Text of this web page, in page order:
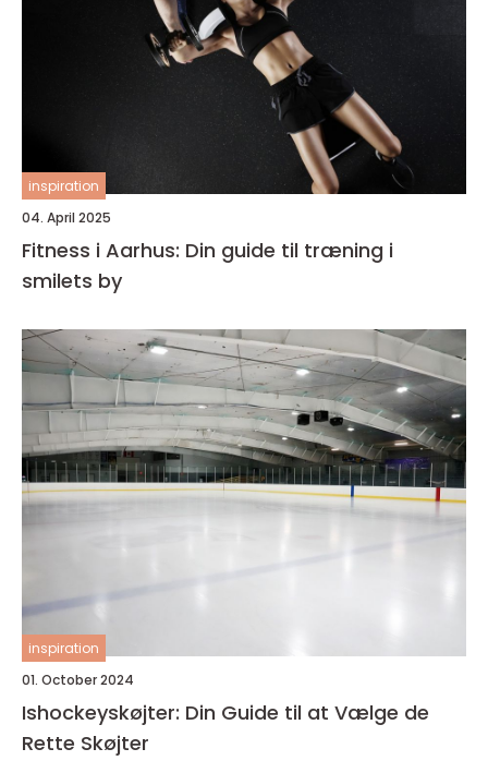
inspiration
04. April 2025
Fitness i Aarhus: Din guide til træning i
smilets by
inspiration
01. October 2024
Ishockeyskøjter: Din Guide til at Vælge de
Rette Skøjter